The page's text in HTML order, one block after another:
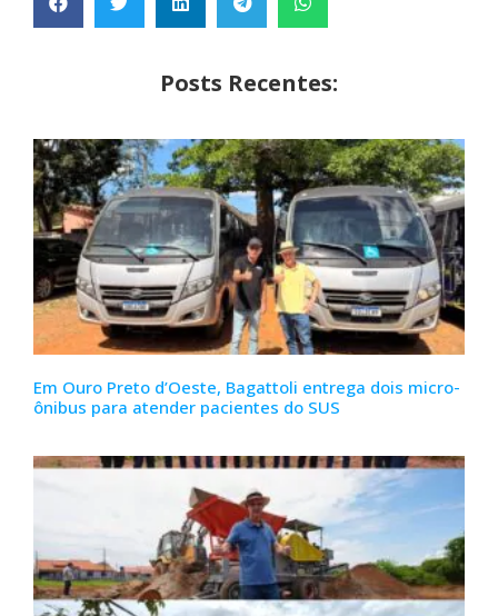
Posts Recentes:
Em Ouro Preto d’Oeste, Bagattoli entrega dois micro-
ônibus para atender pacientes do SUS